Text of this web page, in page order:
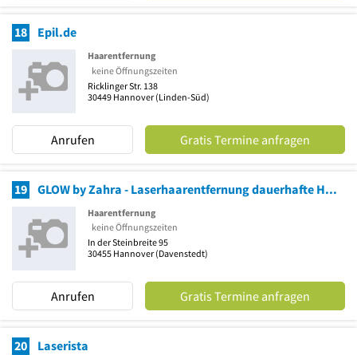
18 Epil.de
Haarentfernung
keine Öffnungszeiten
Ricklinger Str. 138
30449 Hannover(Linden-Süd)
Anrufen Gratis Termine anfragen
19 GLOW by Zahra - Laserhaarentfernung dauerhafte Haarentfernung Aqua Facial, Carbon Peeling Kosmetikstudio
Haarentfernung
keine Öffnungszeiten
In der Steinbreite 95
30455 Hannover(Davenstedt)
Anrufen Gratis Termine anfragen
20 Laserista